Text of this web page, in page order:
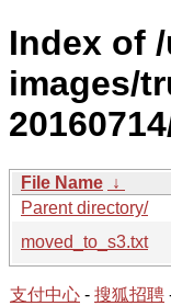
Index of
images/
File Name ↓
Parent directory/
moved_to_s3.txt
支付中心 - 搜狐招聘